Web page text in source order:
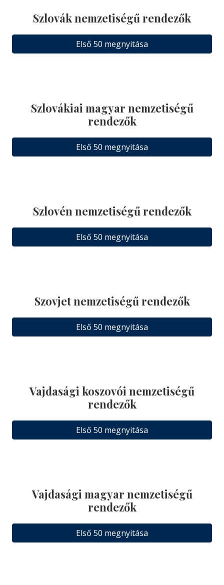
Szlovák nemzetiségű rendezők
Első 50 megnyitása
Szlovákiai magyar nemzetiségű
rendezők
Első 50 megnyitása
Szlovén nemzetiségű rendezők
Első 50 megnyitása
Szovjet nemzetiségű rendezők
Első 50 megnyitása
Vajdasági koszovói nemzetiségű
rendezők
Első 50 megnyitása
Vajdasági magyar nemzetiségű
rendezők
Első 50 megnyitása